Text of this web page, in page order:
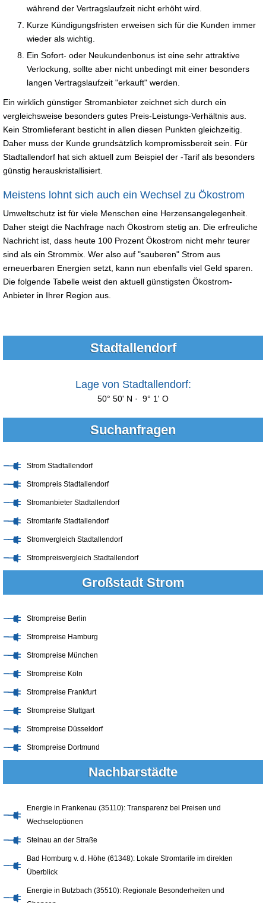
während der Vertragslaufzeit nicht erhöht wird.
Kurze Kündigungsfristen erweisen sich für die Kunden immer
wieder als wichtig.
Ein Sofort- oder Neukundenbonus ist eine sehr attraktive
Verlockung, sollte aber nicht unbedingt mit einer besonders
langen Vertragslaufzeit "erkauft" werden.
Ein wirklich günstiger Stromanbieter zeichnet sich durch ein
vergleichsweise besonders gutes Preis-Leistungs-Verhältnis aus.
Kein Stromlieferant besticht in allen diesen Punkten gleichzeitig.
Daher muss der Kunde grundsätzlich kompromissbereit sein. Für
Stadtallendorf hat sich aktuell zum Beispiel der -Tarif als besonders
günstig herauskristallisiert.
Meistens lohnt sich auch ein Wechsel zu Ökostrom
Umweltschutz ist für viele Menschen eine Herzensangelegenheit.
Daher steigt die Nachfrage nach Ökostrom stetig an. Die erfreuliche
Nachricht ist, dass heute 100 Prozent Ökostrom nicht mehr teurer
sind als ein Strommix. Wer also auf "sauberen" Strom aus
erneuerbaren Energien setzt, kann nun ebenfalls viel Geld sparen.
Die folgende Tabelle weist den aktuell günstigsten Ökostrom-
Anbieter in Ihrer Region aus.
Stadtallendorf
Lage von Stadtallendorf:
50° 50' N · 9° 1' O
Suchanfragen
Strom Stadtallendorf
Strompreis Stadtallendorf
Stromanbieter Stadtallendorf
Stromtarife Stadtallendorf
Stromvergleich Stadtallendorf
Strompreisvergleich Stadtallendorf
Großstadt Strom
Strompreise Berlin
Strompreise Hamburg
Strompreise München
Strompreise Köln
Strompreise Frankfurt
Strompreise Stuttgart
Strompreise Düsseldorf
Strompreise Dortmund
Nachbarstädte
Energie in Frankenau (35110): Transparenz bei Preisen und
Wechseloptionen
Steinau an der Straße
Bad Homburg v. d. Höhe (61348): Lokale Stromtarife im direkten
Überblick
Energie in Butzbach (35510): Regionale Besonderheiten und